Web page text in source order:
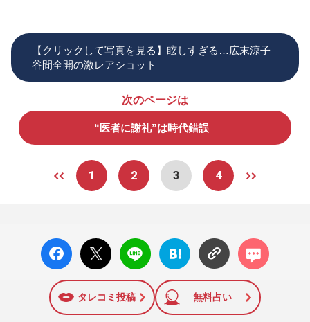
【クリックして写真を見る】眩しすぎる…広末涼子
谷間全開の激レアショット
次のページは
“医者に謝礼”は時代錯誤
1 2 3 4
facebo
ok い
X ポス
ト
LINE
はてな
ブック
に追加
コメン
ト
タレコミ投稿 無料占い